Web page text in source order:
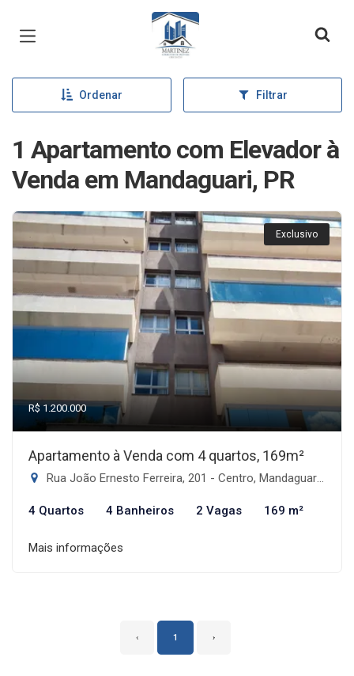
Página inicial
Ordenar Filtrar
1 Apartamento com Elevador à
Venda em Mandaguari, PR
Exclusivo
R$ 1.200.000
Apartamento à Venda com 4 quartos, 169m²
Rua João Ernesto Ferreira, 201 - Centro, Mandaguari-PR
4 Quartos 4 Banheiros 2 Vagas 169 m²
Mais informações
‹ 1 ›